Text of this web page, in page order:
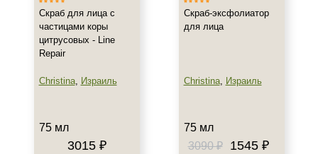
Растительные экстракты
Показать еще
Время применения
Ежедневный
Для женщин
Скраб для лица с
частицами коры
цитрусовых - Line
Repair
Christina, Израиль
75 мл
3015 ₽
Скраб-эксфолиатор
для лица
Christina, Израиль
75 мл
3090 ₽
1545 ₽